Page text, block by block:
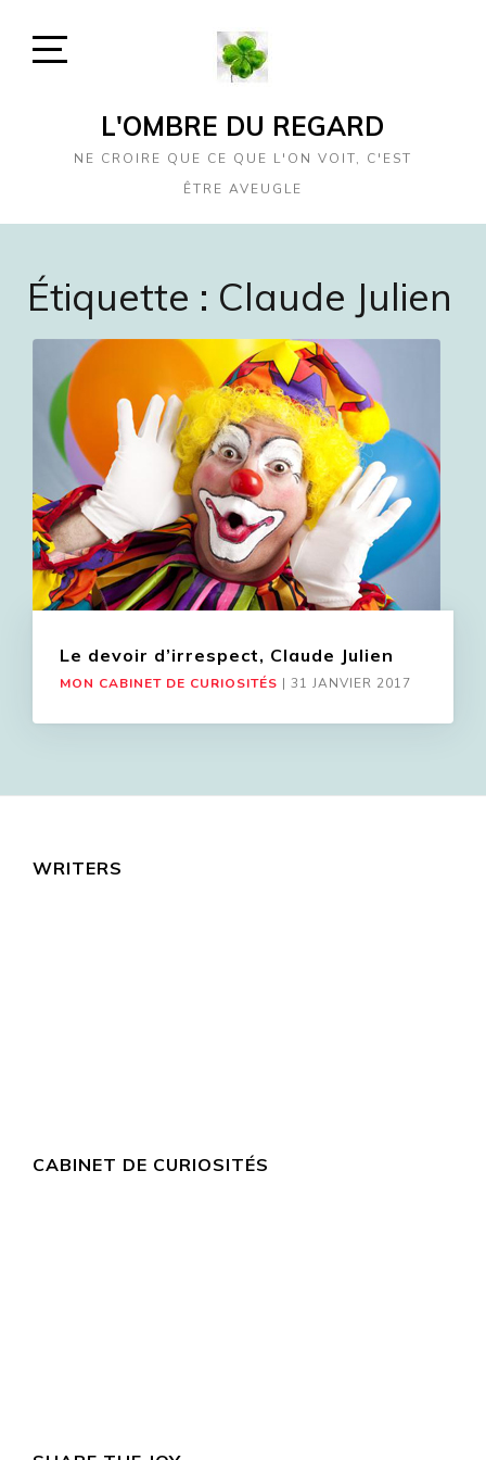
SidebarL'OMBRE DU REGARD
NE CROIRE QUE CE QUE L'ON VOIT, C'EST
ÊTRE AVEUGLE
Étiquette : Claude Julien
Le devoir d’irrespect, Claude Julien
MON CABINET DE CURIOSITÉS | 31 JANVIER 2017
WRITERS
CABINET DE CURIOSITÉS